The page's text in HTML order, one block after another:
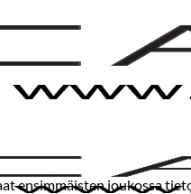
ensimmäisten joukossa